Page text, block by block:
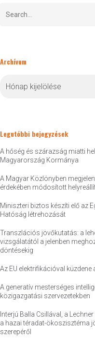
Archívum
Legutóbbi bejegyzések
A hőség és szárazság miatti
Magyarország Kormánya
A Magyar Közlönyben
érdekében módosított
Miniszteri biztos készíti elő az
Hatóság létrehozását
Transzlációs jövőkutatás: a
vizsgálatától a jelenben
döntésekig
Az EU elektrifikációval
A generatív mesterséges
közigazgatási szervezetekben
Interjú Balla Csillával, a
a hazai téradat-ökoszisztéma
szerepéről